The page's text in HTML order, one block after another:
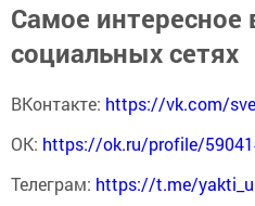
Самое интересное
социальных сетях
ВКонтакте: https://vk.com/
ОК: https://ok.ru/profile/
Телеграм: https://t.me/